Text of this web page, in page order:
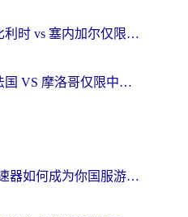
在海外看世界杯比利时 vs 塞内加尔仅限中国大陆？我找到了最流畅的中文解说之路
在国外看世界杯法国 VS 摩洛哥仅限中国大陆？海外党这样看中文解说赛事不卡顿
在澳洲，BanG加速器如何成为你国服游戏的“时光机”？